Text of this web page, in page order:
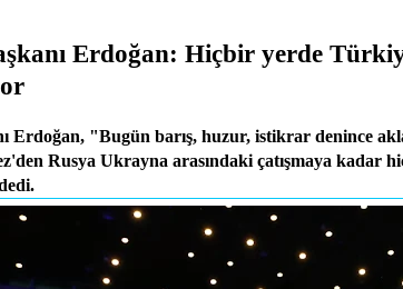
Erdoğan: Hiçbir yerde
Erdoğan, "Bugün barış, huzur, istikrar denince
Rusya Ukrayna arasındaki çatışmaya kadar